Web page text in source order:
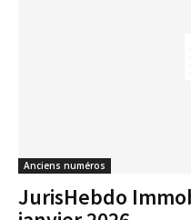
Anciens numéros
JurisHebdo